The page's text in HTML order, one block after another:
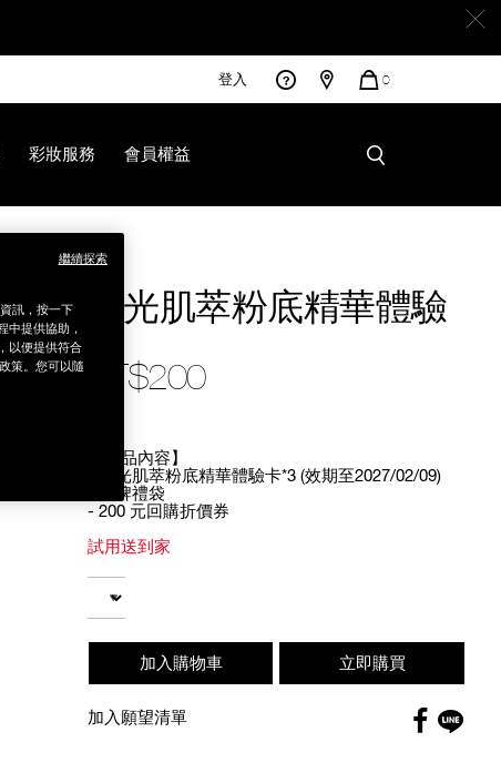
登入
您
0
彩妝服務 會員權益
76203252101.html
裸光肌萃粉底精華體驗
NT$200
【商品內容】
- 裸光肌萃粉底精華體驗卡*3 (效期至2027/02/09)
- 品牌禮袋
- 200 元回購折價券
試用送到家
to
cart
options
Actions
數量
加入購物車 立即購買
加入願望清單
訊，按一下
中提供協助，
以便提供符合
策。您可以隨
繼續探索